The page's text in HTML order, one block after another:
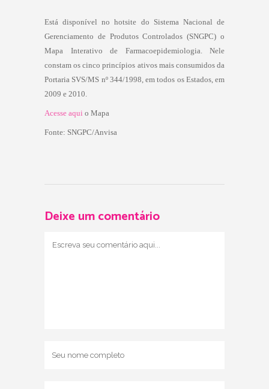
Está disponível no hotsite do Sistema Nacional de
Gerenciamento de Produtos Controlados (SNGPC) o
Mapa Interativo de Farmacoepidemiologia. Nele
constam os cinco princípios ativos mais consumidos da
Portaria SVS/MS nº 344/1998, em todos os Estados, em
2009 e 2010.
Acesse aqui o Mapa
Fonte: SNGPC/Anvisa
Deixe um comentário